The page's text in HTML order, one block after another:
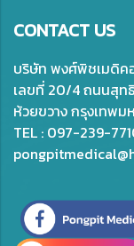
CONTACT US
บริษัท พงศ์พิชเมดิค
เลขที่ 20/4 ถนนสุท
ห้วยขวาง กรุงเทพม
TEL : 097-239-